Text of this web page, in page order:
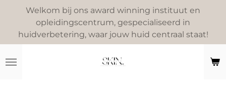
naar
de
hoofdinhoud
Welkom bij ons award winning instituut en
opleidingscentrum, gespecialiseerd in
huidverbetering, waar jouw huid centraal staat!